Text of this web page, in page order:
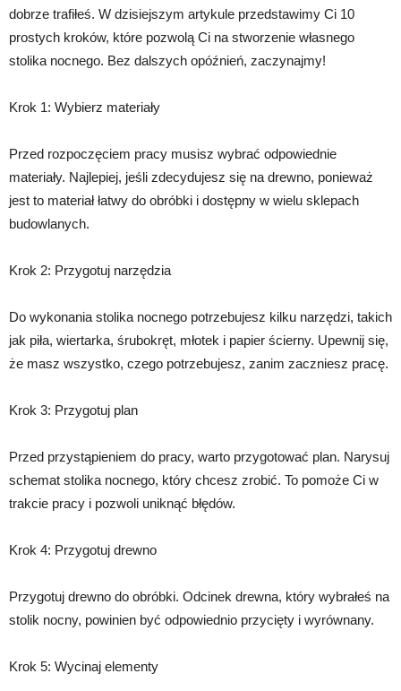
dobrze trafiłeś. W dzisiejszym artykule przedstawimy Ci 10
prostych kroków, które pozwolą Ci na stworzenie własnego
stolika nocnego. Bez dalszych opóźnień, zaczynajmy!
Krok 1: Wybierz materiały
Przed rozpoczęciem pracy musisz wybrać odpowiednie
materiały. Najlepiej, jeśli zdecydujesz się na drewno, ponieważ
jest to materiał łatwy do obróbki i dostępny w wielu sklepach
budowlanych.
Krok 2: Przygotuj narzędzia
Do wykonania stolika nocnego potrzebujesz kilku narzędzi, takich
jak piła, wiertarka, śrubokręt, młotek i papier ścierny. Upewnij się,
że masz wszystko, czego potrzebujesz, zanim zaczniesz pracę.
Krok 3: Przygotuj plan
Przed przystąpieniem do pracy, warto przygotować plan. Narysuj
schemat stolika nocnego, który chcesz zrobić. To pomoże Ci w
trakcie pracy i pozwoli uniknąć błędów.
Krok 4: Przygotuj drewno
Przygotuj drewno do obróbki. Odcinek drewna, który wybrałeś na
stolik nocny, powinien być odpowiednio przycięty i wyrównany.
Krok 5: Wycinaj elementy